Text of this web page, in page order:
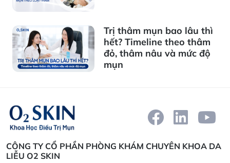
Trị thâm mụn bao lâu thì
hết? Timeline theo thâm
đỏ, thâm nâu và mức độ
mụn
CÔNG TY CỔ PHẦN PHÒNG KHÁM CHUYÊN KHOA DA
LIỄU O2 SKIN